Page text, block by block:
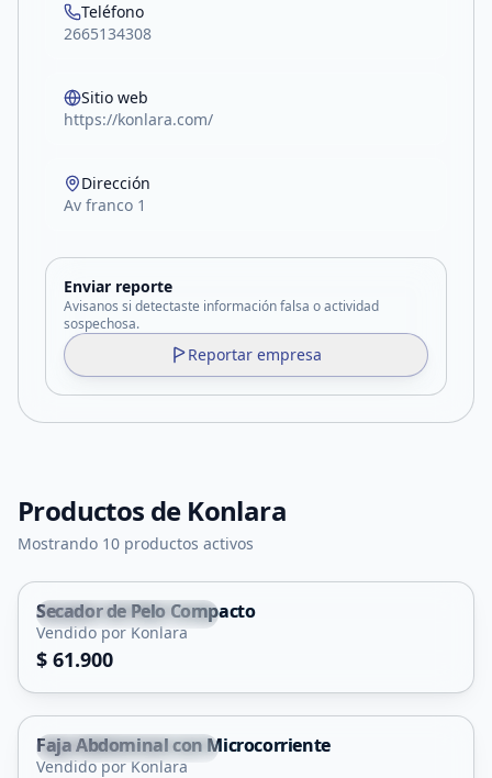
Teléfono
2665134308
Sitio web
https://konlara.com/
Dirección
Av franco 1
Enviar reporte
Avisanos si detectaste información falsa o actividad
sospechosa.
Reportar empresa
Productos de Konlara
Mostrando 10 productos activos
Santa Rosa de Conlara
Secador de Pelo Compacto
Vendido por Konlara
$ 61.900
Santa Rosa de Conlara
Faja Abdominal con Microcorriente
Vendido por Konlara